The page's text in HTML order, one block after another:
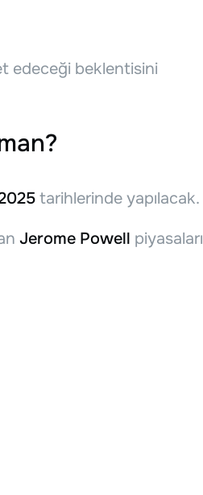
edeceği beklentisini
tarihlerinde yapılacak.
Jerome Powell piyasaları